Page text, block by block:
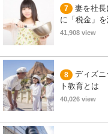
7
妻を社
に「税金」
41,908 view
8
ディズ
ト教育とは
40,026 view